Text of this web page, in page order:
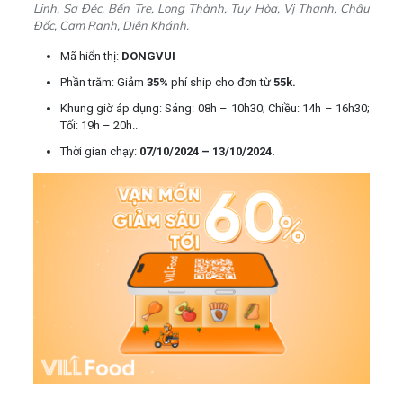
Linh, Sa Đéc, Bến Tre, Long Thành, Tuy Hòa, Vị Thanh, Châu
Đốc, Cam Ranh, Diên Khánh.
Mã hiển thị: DONGVUI
Phần trăm: Giảm 35% phí ship cho đơn từ 55k.
Khung giờ áp dụng:Sáng: 08h – 10h30; Chiều: 14h – 16h30;
Tối: 19h – 20h..
Thời gian chạy: 07/10/2024 – 13/10/2024.